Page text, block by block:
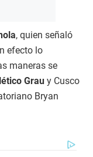
, quien señaló
efecto lo
maneras se
Grau y Cusco
Bryan